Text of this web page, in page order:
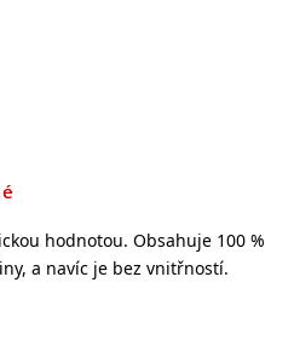
hodnotou. Obsahuje 100 %
a navíc je bez vnitřností.